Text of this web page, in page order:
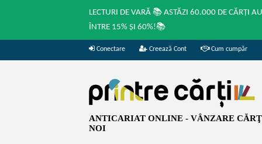
LECTURI DE VARĂ 📚 ASTĂZI 60.000 DE CĂRȚI
ÎNTRE 15% ȘI 60%!📚
Conectare Creează Cont Cum cumpăr
ANTICARIAT ONLINE - VÂNZARE
NOI